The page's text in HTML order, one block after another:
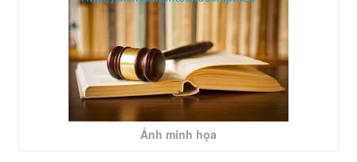
Ảnh minh họa